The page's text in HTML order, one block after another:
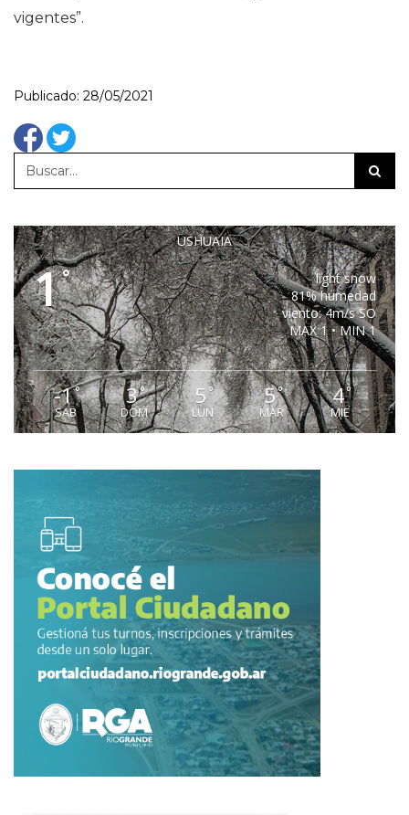
vigentes”.
Publicado: 28/05/2021
USHUAIA
1°
light snow
81% humedad
viento: 4m/s SO
MAX 1 • MIN 1
-1°
SAB
3°
DOM
5°
LUN
5°
MAR
4°
MIE